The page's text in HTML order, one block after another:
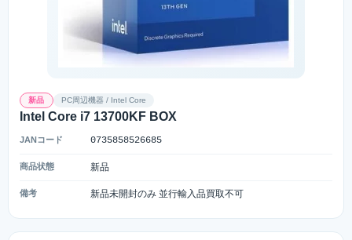
新品 PC周辺機器 / Intel Core
Intel Core i7 13700KF BOX
JANコード 0735858526685
商品状態 新品
備考 新品未開封のみ 並行輸入品買取不可